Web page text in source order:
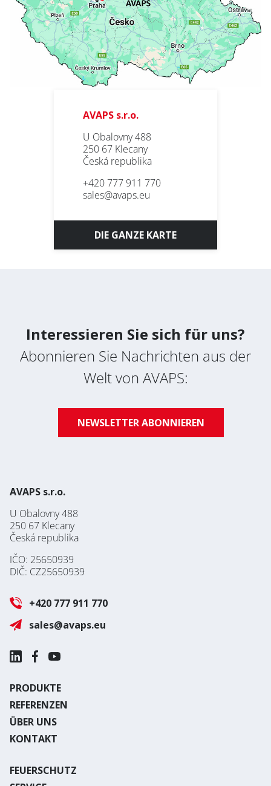
AVAPS s.r.o.
U Obalovny 488
250 67 Klecany
Česká republika
+420 777 911 770
sales@avaps.eu
DIE GANZE KARTE
Interessieren Sie sich für uns?
Abonnieren Sie Nachrichten aus der
Welt von AVAPS:
NEWSLETTER ABONNIEREN
AVAPS s.r.o.
U Obalovny 488
250 67 Klecany
Česká republika
IČO: 25650939
DIČ: CZ25650939
+420 777 911 770
sales@avaps.eu
PRODUKTE
REFERENZEN
ÜBER UNS
KONTAKT
FEUERSCHUTZ